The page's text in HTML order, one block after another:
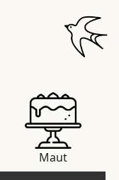
Maut